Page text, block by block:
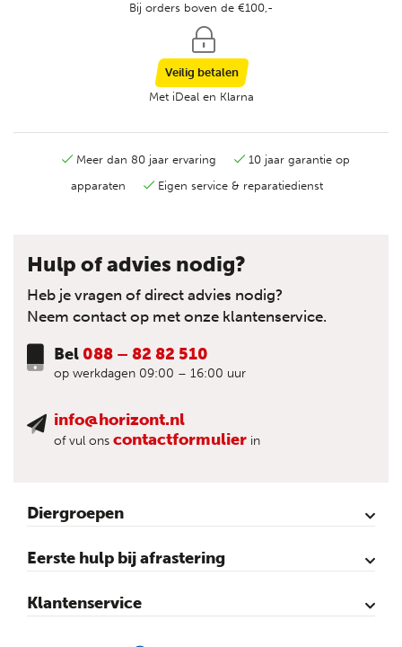
Bij orders boven de €100,-
Veilig betalen
Met iDeal en Klarna
Meer dan 80 jaar ervaring
10 jaar garantie op
apparaten
Eigen service & reparatiedienst
Hulp of advies nodig?
Heb je vragen of direct advies nodig?
Neem contact op met onze klantenservice.
Bel 088 – 82 82 510
op werkdagen 09:00 – 16:00 uur
info@horizont.nl
of vul ons contactformulier in
Diergroepen
Rund
Schaap
Paard
Geit
Pluimvee
Varken
Huisdieren
Reigers
Wolfafweer
Wild / Wildafweer
Eerste hulp bij afrastering
Horizont Animatie-video’s
Horizont Productvideo’s
Horizont afrastering voor dieren
Afraster advies voor rundvee
Afraster advies voor paarden
Afraster advies voor schapen
Afraster advies tegen wolven
Afraster advies schutting/voliére
Afraster advies voor honden
Afraster advies voor katten
Afraster advies voor vijvers
Afraster advies tegen duiven
Agro Aktueel
Klantenservice
Contact
Mijn account
Veilig winkelen
Algemene voorwaarden
Privacy- en cookieverklaring
Disclaimer
Sitemap